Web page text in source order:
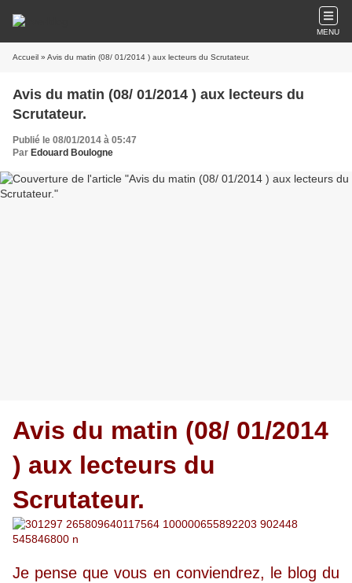
MENU
Accueil » Avis du matin (08/ 01/2014 ) aux lecteurs du Scrutateur.
Avis du matin (08/ 01/2014 ) aux lecteurs du
Scrutateur.
Publié le 08/01/2014 à 05:47
Par Edouard Boulogne
Avis du matin (08/ 01/2014
) aux lecteurs du
Scrutateur.
Je pense que vous en conviendrez, le blog du